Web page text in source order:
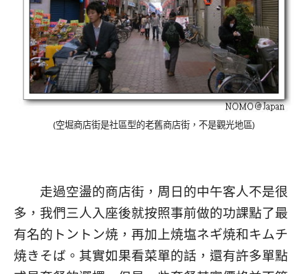
(空堀商店街是社區型的老舊商店街，不是觀光地區)
走過空盪的商店街，周日的中午客人不是很
多，我們三人入座後就按照事前做的功課點了最
有名的トントン焼，再加上焼塩ネギ焼和キムチ
焼きそば。其實如果看菜單的話，還有許多單點